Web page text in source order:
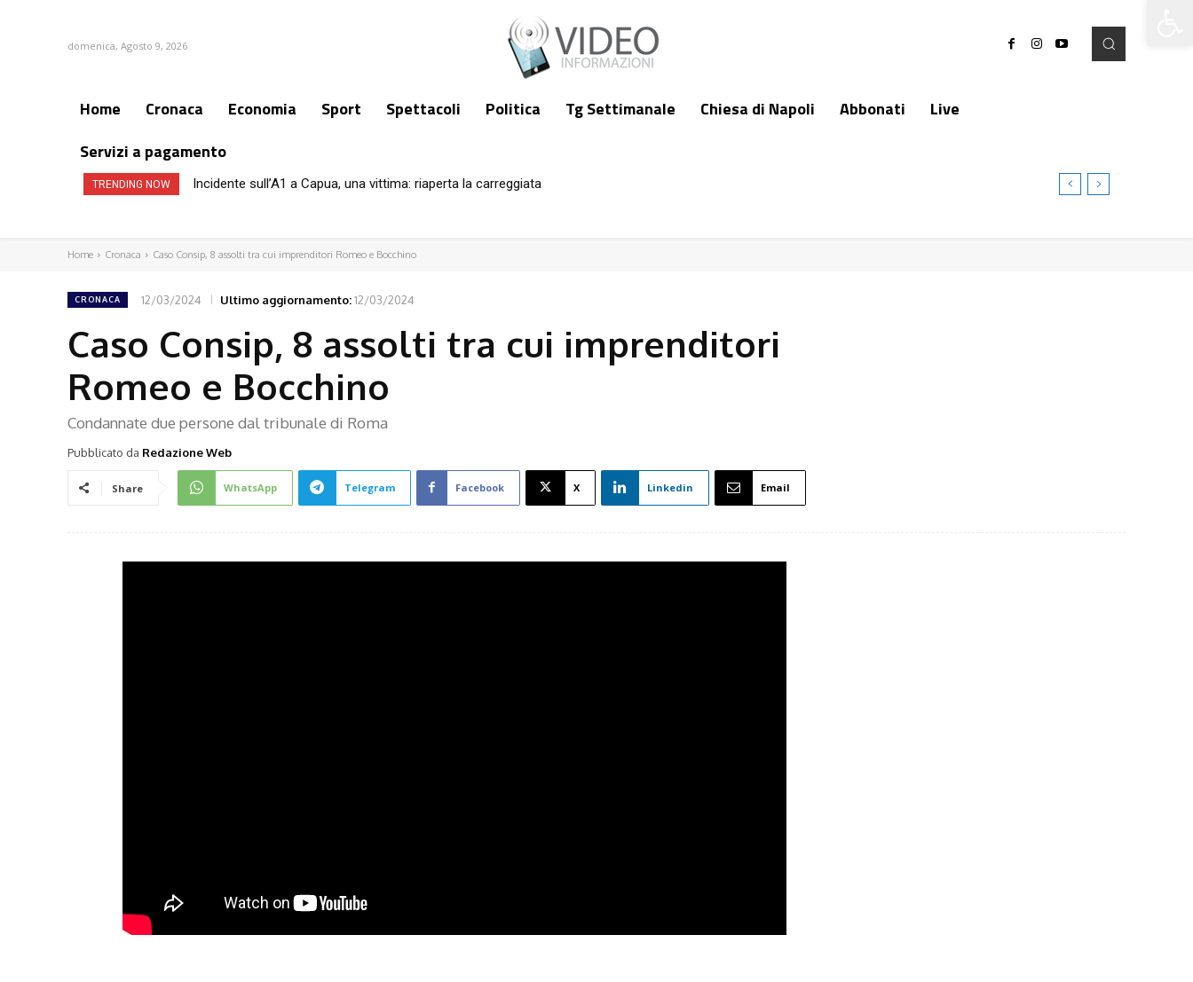
domenica, Agosto 9, 2026
Home Cronaca Economia Sport Spettacoli Politica Tg Settimanale Chiesa di Napoli Abbonati
Live
Servizi a pagamento
TRENDING NOW Incidente sull’A1 a Capua, una vittima: riaperta la carreggiata
Napoli, incendio nella sede del Consiglio comunale
Home Cronaca Caso Consip, 8 assolti tra cui imprenditori Romeo e Bocchino
CRONACA 12/03/2024 Ultimo aggiornamento:12/03/2024
Caso Consip, 8 assolti tra cui imprenditori
Romeo e Bocchino
Condannate due persone dal tribunale di Roma
Pubblicato da Redazione Web
Share WhatsApp Telegram Facebook X Linkedin Email